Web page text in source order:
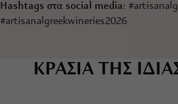
Hashtags στα social media:
#artisanalgreekwineries2026
ΚΡΑΣΙΑ ΤΗΣ